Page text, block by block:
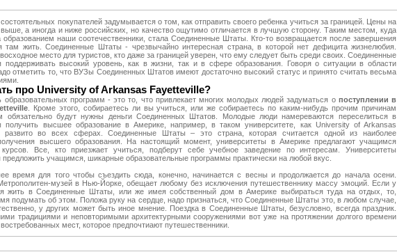
покупателей задумывается о том, как отправить своего ребенка учиться за границей. Цены на
выше, а иногда и ниже российских, но качество ощутимо отличается в лучшую сторону. Таким местом, куда
образованием наши соотечественники, стала Соединенные Штаты. Кто-то возвращается после завершения
там жить. Соединенные Штаты - чрезвычайно интересная страна, в которой нет дефицита жизнелюбия.
место для туристов, кто даже за границей уверен, что ему следует быть среди своих. Соединенные
высокий уровень, как в жизни, так и в сфере образования. Говоря о ситуации в области
отметить то, что ВУЗы Соединенных Штатов имеют достаточно высокий статус и принято считать весьма
про University of Arkansas Fayetteville?
образовательных программ - это то, что привлекает многих молодых людей задуматься о поступлении в
. Кроме этого, собираетесь ли вы учиться, или же собираетесь по каким-нибудь прочим причинам
обязательно будут нужны деньги Соединенных Штатов. Молодые люди намереваются переселиться в
высшее образование в Америке, например, в таком университете, как University of Arkansas
во всех сферах. Соединенные Штаты – это страна, которая считается одной из наиболее
высшего образования. На настоящий момент, университеты в Америке предлагают учащимся
Все, кто приезжает учиться, подберут себе учебное заведение по интересам. Университеты
учащимся, шикарные образовательные программы практически на любой вкус.
время для того чтобы съездить сюда, конечно, начинается с весны и продолжается до начала осени.
музей в Нью-Йорке, обещает любому без исключения путешественнику массу эмоций. Если у
жить в Соединенные Штаты, или же имея собственный дом в Америке выбираться туда на отдых, то,
подумать об этом. Положа руку на сердце, надо признаться, что Соединенные Штаты это, в любом случае,
у других может быть иное мнение. Поездка в Соединенные Штаты, безусловно, всегда праздник.
традициями и неповторимыми архитектурными сооружениями вот уже на протяжении долгого времени
мест, которое предпочтиают путешественники.